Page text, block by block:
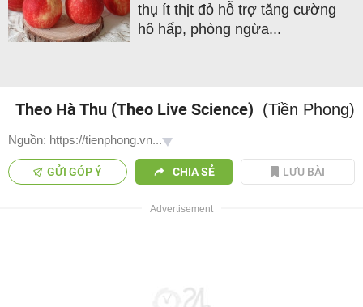
thụ ít thịt đỏ hỗ trợ tăng cường
hô hấp, phòng ngừa...
Theo Hà Thu (Theo Live Science) (Tiền Phong)
Nguồn: https://tienphong.vn...
GỬI GÓP Ý CHIA SẺ LƯU BÀI